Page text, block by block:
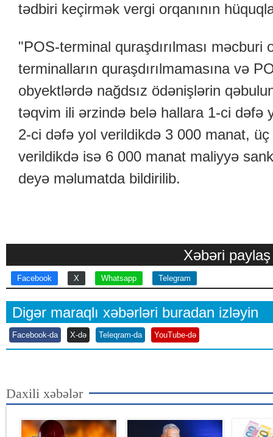
tədbiri keçirmək vergi orqanının
"POS-terminal quraşdırılması
terminalların quraşdırılmamasına və
obyektlərdə nağdsız ödənişlərin
təqvim ili ərzində belə hallara 1-ci dəfə
2-ci dəfə yol verildikdə 3 000 manat,
verildikdə isə 6 000 manat maliyyə
deyə məlumatda bildirilib.
Xəbəri paylaş
Facebook X Whatsapp Telegram
Digər maraqlı xəbərləri buradan izləyin
Facebook-da X-də Teleqram-da YouTube-də
Daxili xəbələr